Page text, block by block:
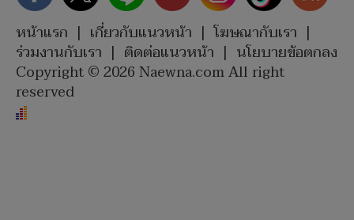
หน้าแรก | เกี่ยวกับแนวหน้า | โฆษณากับเรา |
ร่วมงานกับเรา | ติดต่อแนวหน้า | นโยบายข้อตกลง
Copyright © 2026 Naewna.com All right
reserved